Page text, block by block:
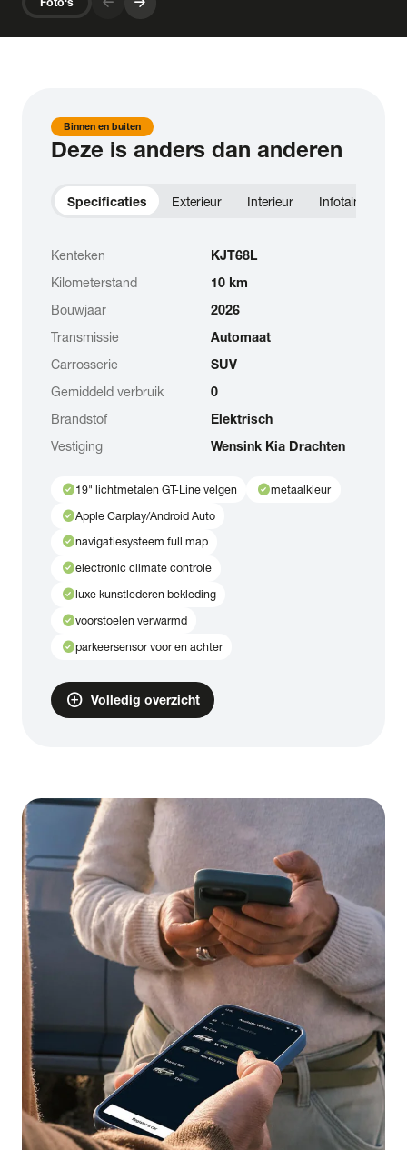
Binnen en buiten
Deze is anders dan anderen
Specificaties Exterieur Interieur Infotainment
Kenteken
KJT68L
Kilometerstand
10 km
Bouwjaar
2026
Transmissie
Automaat
Carrosserie
SUV
Gemiddeld verbruik
0
Brandstof
Elektrisch
Vestiging
Wensink Kia Drachten
check_circle19" lichtmetalen GT-Line velgen check_circlemetaalkleur
check_circleApple Carplay/Android Auto
check_circlenavigatiesysteem full map
check_circleelectronic climate controle
check_circleluxe kunstlederen bekleding
check_circlevoorstoelen verwarmd
check_circleparkeersensor voor en achter
add_circle Volledig overzicht